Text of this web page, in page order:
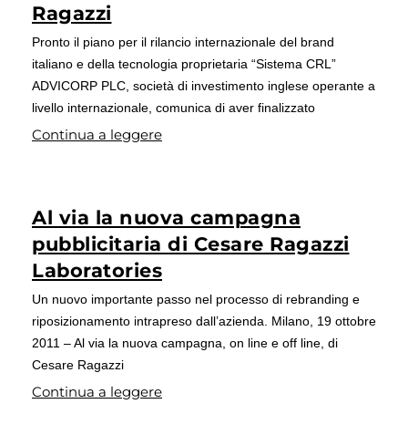
Ragazzi
Pronto il piano per il rilancio internazionale del brand
italiano e della tecnologia proprietaria “Sistema CRL”
ADVICORP PLC, società di investimento inglese operante a
livello internazionale, comunica di aver finalizzato
Continua a leggere
Al via la nuova campagna
pubblicitaria di Cesare Ragazzi
Laboratories
Un nuovo importante passo nel processo di rebranding e
riposizionamento intrapreso dall’azienda. Milano, 19 ottobre
2011 – Al via la nuova campagna, on line e off line, di
Cesare Ragazzi
Continua a leggere